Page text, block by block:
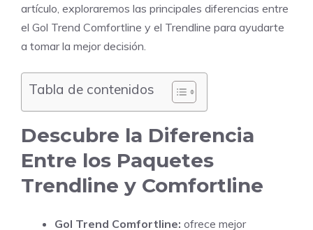
artículo, exploraremos las principales diferencias entre
el Gol Trend Comfortline y el Trendline para ayudarte
a tomar la mejor decisión.
Tabla de contenidos
Descubre la Diferencia
Entre los Paquetes
Trendline y Comfortline
Gol Trend Comfortline: ofrece mejor